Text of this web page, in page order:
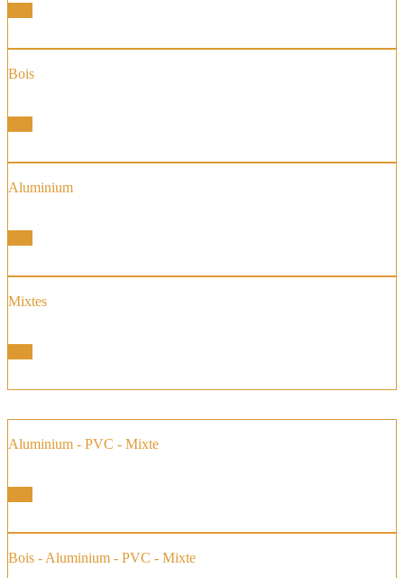
Bois
Aluminium
Mixtes
Aluminium - PVC - Mixte
Bois - Aluminium - PVC - Mixte